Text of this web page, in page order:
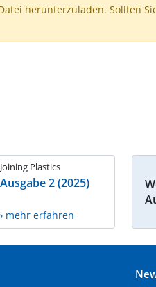
herunterzuladen. Sollten
Joining Plastics
Ausgabe 2 (2025)
› mehr erfahren